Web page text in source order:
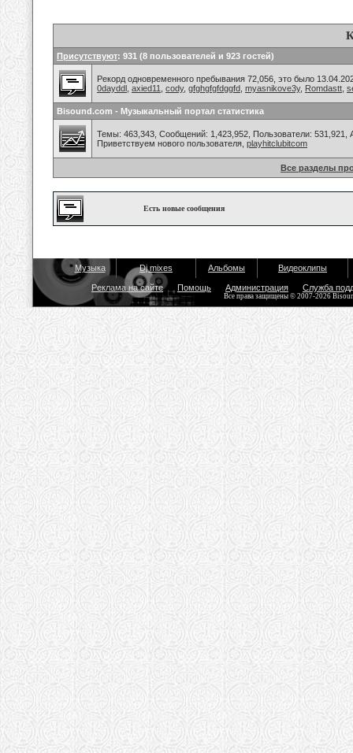
Присутствуют: 931 (8 пользователей и 923 гостей)
Рекорд одновременного пребывания 72,056, это было
0dayddl axied11 cody, gfghgfgfdggfd myasnikove3y, Romdastt
Bisound.com - Музыкальный портал статистика
Темы: 463,343, Сообщений: 1,423,952, Пользователи: 531,921,
Приветствуем нового пользователя, playhitclubitcom
Все разделы
Есть новые сообщения
Музыка Dj mixes Альбомы Видеоклипы
Реклама на сайте Помощь Администрация Служба
Все права защищены © 2007-2026